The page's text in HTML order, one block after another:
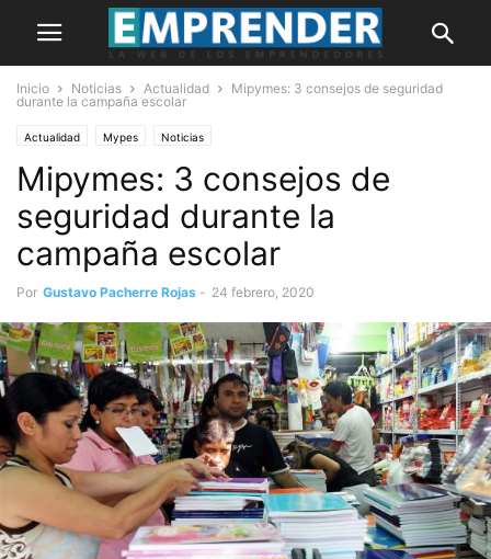
Inicio Noticias Actualidad
Mipymes: 3 consejos de seguridad
durante la campaña escolar
Actualidad Mypes Noticias
Mipymes: 3 consejos de
seguridad durante la
campaña escolar
Por Gustavo Pacherre Rojas - 24 febrero, 2020